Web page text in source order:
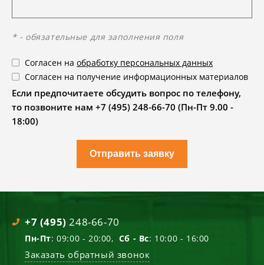
* - обязательные для заполнения поля
Согласен на обработку персональных данных
Согласен на получение информационных материалов
Если предпочитаете обсудить вопрос по телефону,
то позвоните нам +7 (495) 248-66-70 (Пн-Пт 9.00 -
18:00)
Отправить заявку
+7 (495) 248-66-70
Пн-Пт: 09:00 - 20:00, Сб - Вс: 10:00 - 16:00
Заказать обратный звонок